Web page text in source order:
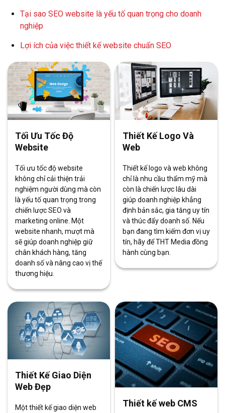
Tại sao SEO website là yếu tố quan trọng cho doanh
nghiệp
Lợi ích của việc thiết kế website chuẩn SEO
Tối Ưu Tốc Độ
Website
Tối ưu tốc độ website
không chỉ cải thiện trải
nghiệm người dùng mà còn
là yếu tố quan trọng trong
chiến lược SEO và
marketing online. Một
website nhanh, mượt mà
sẽ giúp doanh nghiệp giữ
chân khách hàng, tăng
doanh số và nâng cao vị thế
thương hiệu.
Thiết Kế Logo Và
Web
Thiết kế logo và web không
chỉ là nhu cầu thẩm mỹ mà
còn là chiến lược lâu dài
giúp doanh nghiệp khẳng
định bản sắc, gia tăng uy tín
và thúc đẩy doanh số. Nếu
bạn đang tìm kiếm đơn vị uy
tín, hãy để THT Media đồng
hành cùng bạn.
Thiết Kế Giao Diện
Web Đẹp
Một thiết kế giao diện web
Thiết kế web CMS